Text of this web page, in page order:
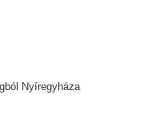
Nyíregyháza